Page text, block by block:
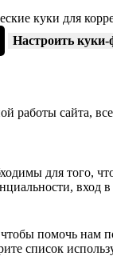
куки для
Настроить
работы сайта,
для того,
вход
помочь нам
список